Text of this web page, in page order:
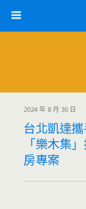
2024 年 8 月 30 日
台北凱達
「樂木集
房專案